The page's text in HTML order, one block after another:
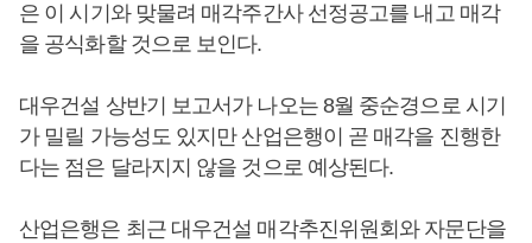
은 이 시기와 맞물려 매각주간사 선정공고를 내고 매각
을 공식화할 것으로 보인다.
대우건설 상반기 보고서가 나오는 8월 중순경으로 시기
가 밀릴 가능성도 있지만 산업은행이 곧 매각을 진행한
다는 점은 달라지지 않을 것으로 예상된다.
산업은행은 최근 대우건설 매각추진위원회와 자문단을